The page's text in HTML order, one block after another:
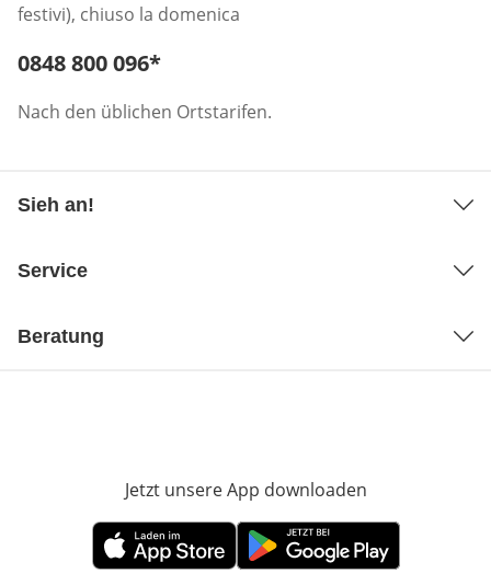
festivi), chiuso la domenica
Telefonnummer:
0848 800 096*
Nach den üblichen Ortstarifen.
Sieh an!
Service
Beratung
Jetzt unsere App downloaden
Öffnet in neuem FensterÖffnet in neuem Fenster